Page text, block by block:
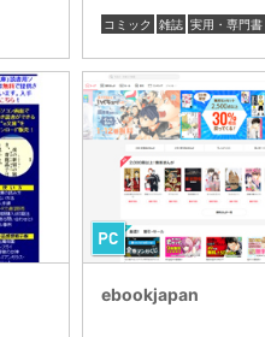
コミック 雑誌 実用・専門書
ebookjapan